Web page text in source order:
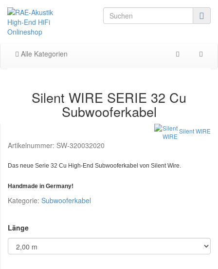
Alle Kategorien
Silent WIRE SERIE 32 Cu
Subwooferkabel
Silent WIRE
Artikelnummer: SW-320032020
Das neue Serie 32 Cu High-End Subwooferkabel von Silent Wire.
Handmade in Germany!
Kategorie: Subwooferkabel
Länge